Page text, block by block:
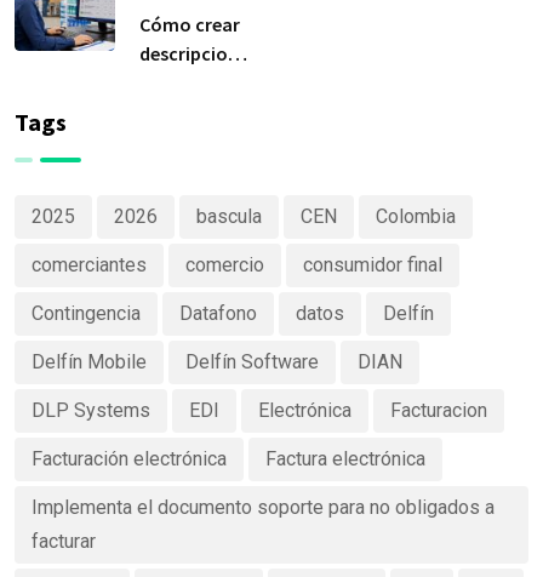
más
importante
de Delfín
Cómo crear
descripciones
Tags
2025 2026 bascula CEN Colombia
comerciantes comercio consumidor final
Contingencia Datafono datos Delfín
Delfín Mobile Delfín Software DIAN
DLP Systems EDI Electrónica Facturacion
Facturación electrónica Factura electrónica
Implementa el documento soporte para no obligados a
facturar